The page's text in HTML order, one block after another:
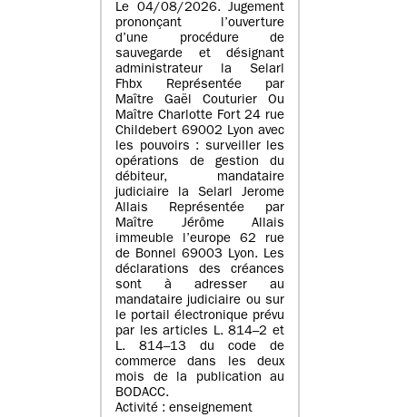
Le 04/08/2026. Jugement
prononçant l’ouverture
d’une procédure de
sauvegarde et désignant
administrateur la Selarl
Fhbx Représentée par
Maître Gaël Couturier Ou
Maître Charlotte Fort 24 rue
Childebert 69002 Lyon avec
les pouvoirs : surveiller les
opérations de gestion du
débiteur, mandataire
judiciaire la Selarl Jerome
Allais Représentée par
Maître Jérôme Allais
immeuble l’europe 62 rue
de Bonnel 69003 Lyon. Les
déclarations des créances
sont à adresser au
mandataire judiciaire ou sur
le portail électronique prévu
par les articles L. 814–2 et
L. 814–13 du code de
commerce dans les deux
mois de la publication au
BODACC.
Activité : enseignement